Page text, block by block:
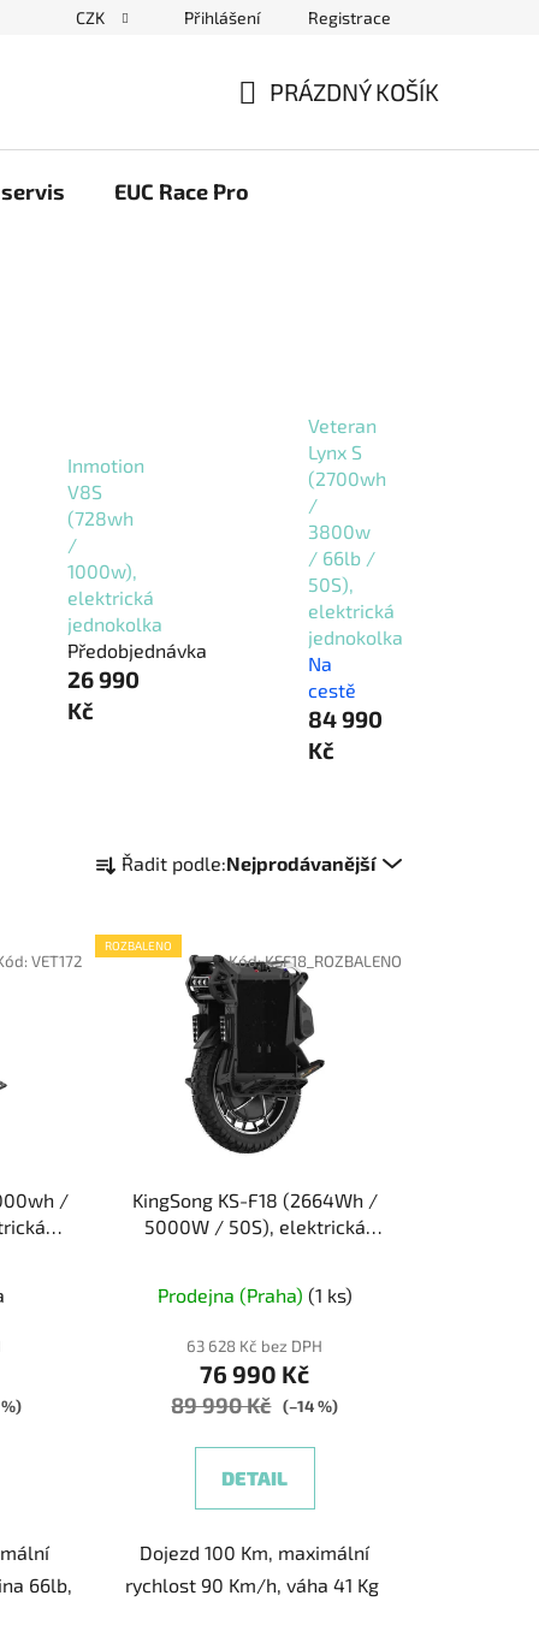
Blog elektrovozítka Obchodní podmínky
CZK Přihlášení Registrace
PRÁZDNÝ KOŠÍK
EUC Race Pro
Inmotion
V8S
(728wh
/
1000w),
elektrická
jednokolka
Předobjednávka
26 990
Kč
Veteran
Lynx S
(2700wh
/
3800w
/ 66lb /
50S),
elektrická
jednokolka
Na
cestě
84 990
Kč
a
e
Řadit podle:Nejprodávanější
/
66lb,
VET172
ROZBALENO
KingSong KS-F18 (2664Wh /
5000W / 50S), elektrická
Prodejna (Praha) (1 ks)
63 628 Kč bez DPH
76 990 Kč
89 990 Kč (–14 %)
DETAIL
Dojezd 100 Km, maximální
rychlost 90 Km/h, váha 41 Kg
Kód:KSF18_ROZBALENO